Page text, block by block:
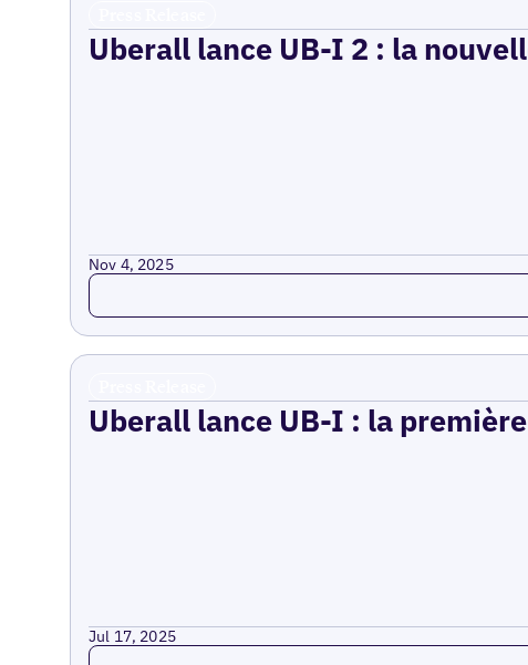
Uberall lance UB-I 2 : la
Nov 4, 2025
Read more
Uberall lance UB-I : la
Jul 17, 2025
Read more